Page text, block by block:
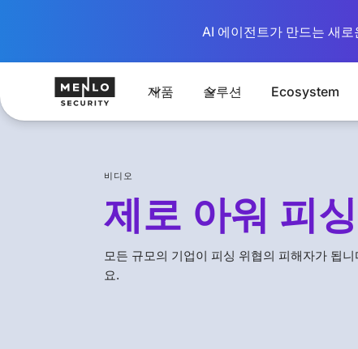
AI 에이전트가 만드는 새
제품 솔루션 Ecosystem
비디오
제로 아워 피
모든 규모의 기업이 피싱 위협의 피해자가 됩
요.